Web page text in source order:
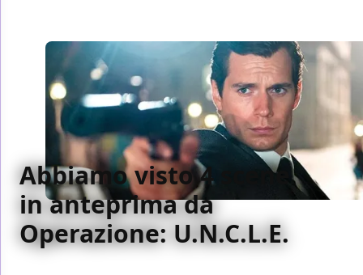
Abbiamo visto 4 scene
in anteprima da
Operazione: U.N.C.L.E.